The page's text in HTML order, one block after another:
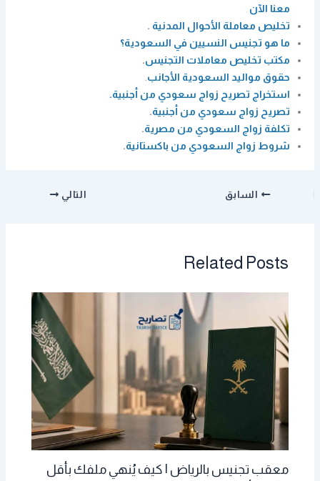
معنا الآن
تخليص معاملة الأحوال المدنية .
ما هو تجنيس النسيين في السعودية؟
مكتب تخليص معاملات التجنيس.
حقوق مواليد السعودية الأجانب.
استخراج تصريح زواج سعودي من أجنبية.
تصريح زواج سعودي من أجنبية.
تكلفة زواج السعودي من مصرية.
شروط زواج السعودي من باكستانية.
السابق التالي
Related Posts
معقب تجنيس بالرياض | كيف يُنهي ملفك بأقل